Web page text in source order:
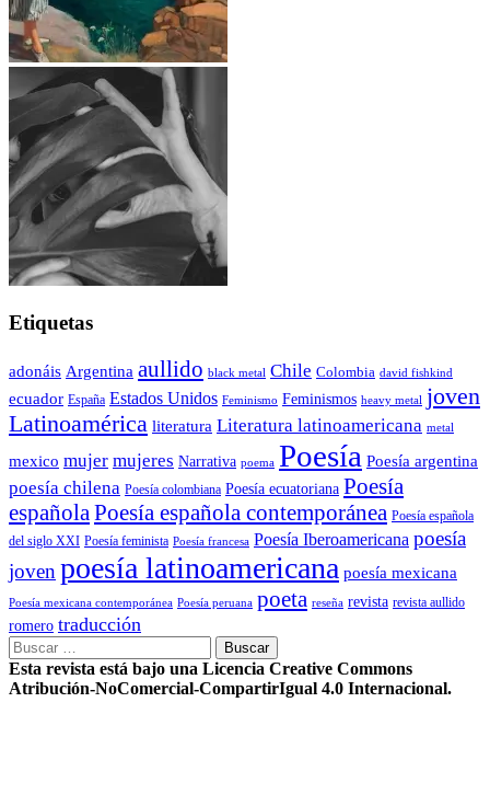
Etiquetas
adonáis Argentina aullido black metal Chile Colombia david fishkind
ecuador España Estados Unidos Feminismo Feminismos heavy metal joven
Latinoamérica literatura Literatura latinoamericana metal
mexico mujer mujeres Narrativa poema Poesía Poesía argentina
poesía chilena Poesía colombiana Poesía ecuatoriana Poesía
española Poesía española contemporánea Poesía española
del siglo XXI Poesía feminista Poesía francesa Poesía Iberoamericana poesía
joven poesía latinoamericana poesía mexicana
Poesía mexicana contemporánea Poesía peruana poeta reseña revista revista aullido
romero traducción
Buscar:
Esta revista está bajo una Licencia Creative Commons
Atribución-NoComercial-CompartirIgual 4.0 Internacional.